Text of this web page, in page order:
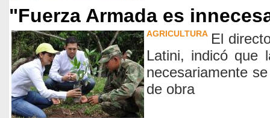
"Fuerza Armada es
AGRICULTURA El
Latini, indicó que
necesariamente
de obra